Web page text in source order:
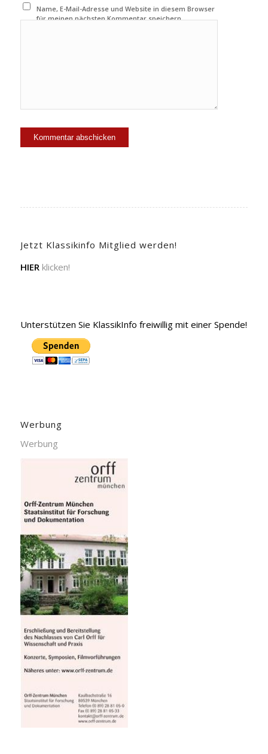
Name, E-Mail-Adresse und Website in diesem Browser
für meinen nächsten Kommentar speichern.
Jetzt Klassikinfo Mitglied werden!
HIER klicken!
Unterstützen Sie KlassikInfo freiwillig mit einer Spende!
Werbung
Werbung